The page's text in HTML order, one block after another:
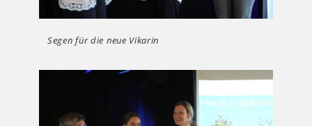
Segen für die neue Vikarin